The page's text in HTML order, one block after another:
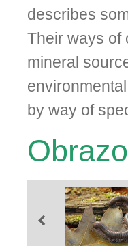
describes
Their ways of
mineral
by way of